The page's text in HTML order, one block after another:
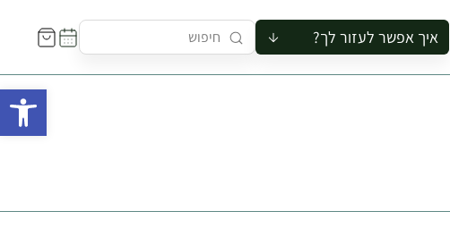
איך אפשר לעזור לך?
להזמין סיור לקבוצה
לתאם ביקור בצריף